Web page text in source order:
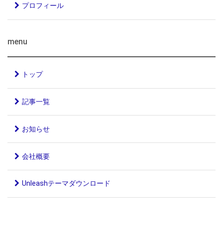
プロフィール
menu
トップ
記事一覧
お知らせ
会社概要
Unleashテーマダウンロード